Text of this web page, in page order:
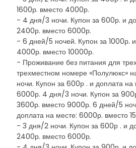
1600р. вместо 4000р.
- 4 дня/3 ночи. Купон за 600р. и
2400р. вместо 6000р.
- 6 дней/5 ночей. Купон за 1000р.
4000р. вместо 10000р.
- Проживание без питания для
трехместном номере «Полулюкс»
ночи. Купон за 600р . и доплата
6000р. 4 дня/3 ночи. Купон за
3600р. вместо 9000р. 6 дней/5
доплата на месте: 6000р. вместо
- 3 дня/2 ночи. Купон за 600р . и
2400р. вместо 6000р.